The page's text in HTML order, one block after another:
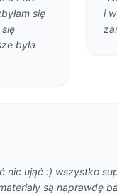
się
była
i
nic ująć :) wszystko
są naprawdę